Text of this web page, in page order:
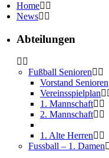
Home
News
Abteilungen
Fußball Senioren
Vorstand Senioren
Vereinsspielplan
1. Mannschaft
2. Mannschaft
1. Alte Herren
Fussball – 1. Damen